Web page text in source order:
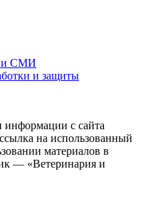
СМИ
и защиты
информации с сайта
на использованный
материалов в
— «Ветеринария и